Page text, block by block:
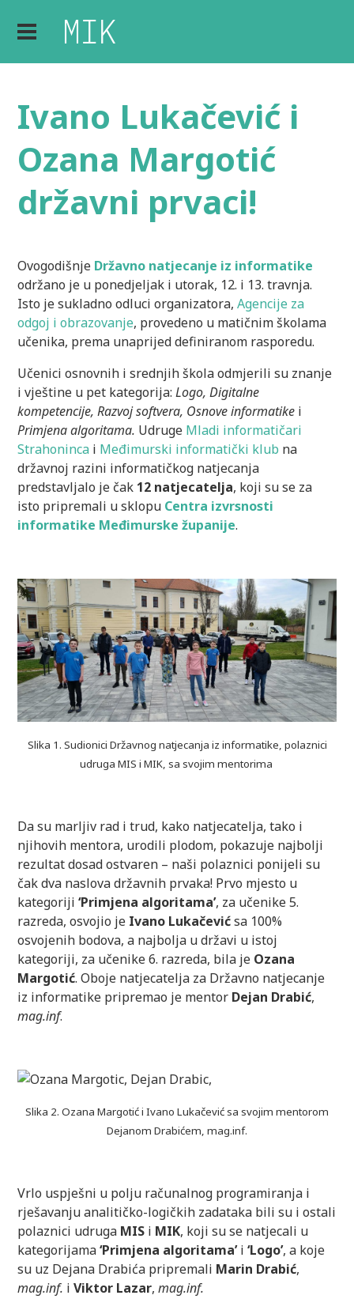
Ivano Lukačević i
Ozana Margotić
državni prvaci!
Ovogodišnje Državno natjecanje iz informatike
održano je u ponedjeljak i utorak, 12. i 13. travnja.
Isto je sukladno odluci organizatora,Agencije za
odgoj i obrazovanje, provedeno u matičnim školama
učenika, prema unaprijed definiranom rasporedu.
Učenici osnovnih i srednjih škola odmjerili su znanje
i vještine u pet kategorija:Logo, Digitalne
kompetencije, Razvoj softvera, Osnove informatike i
Primjena algoritama. Udruge Mladi informatičari
Strahoninca i Međimurski informatički klub na
državnoj razini informatičkog natjecanja
predstavljalo je čak 12 natjecatelja, koji su se za
isto pripremali u sklopu Centra izvrsnosti
informatike Međimurske županije.
Slika 1. Sudionici Državnog natjecanja iz informatike, polaznici
udruga MIS i MIK, sa svojim mentorima
Da su marljiv rad i trud, kako natjecatelja, tako i
njihovih mentora, urodili plodom, pokazuje najbolji
rezultat dosad ostvaren – naši polaznici ponijeli su
čak dva naslova državnih prvaka! Prvo mjesto u
kategoriji‘Primjena algoritama’, za učenike 5.
razreda, osvojio je Ivano Lukačevićsa 100%
osvojenih bodova, a najbolja u državi u istoj
kategoriji, za učenike 6. razreda, bila je Ozana
Margotić. Oboje natjecatelja za Državno natjecanje
iz informatike pripremao je mentor Dejan Drabić,
mag.inf.
Slika 2. Ozana Margotić i Ivano Lukačević sa svojim mentorom
Dejanom Drabićem, mag.inf.
Vrlo uspješni u polju računalnog programiranja i
rješavanju analitičko-logičkih zadataka bili su i ostali
polaznici udruga MIS i MIK, koji su se natjecali u
kategorijama‘Primjena algoritama’i ‘Logo’, a koje
su uz Dejana Drabića pripremali Marin Drabić,
mag.inf. iViktor Lazar,mag.inf.